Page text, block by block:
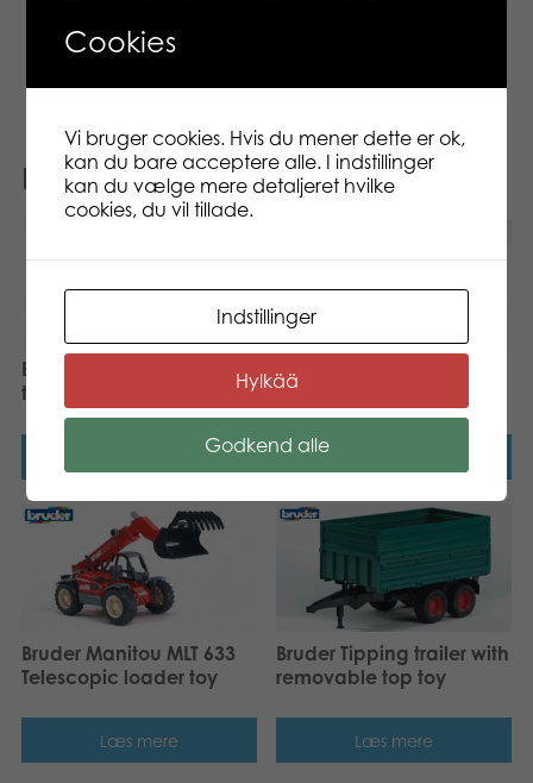
Matchende figurer findes i BRUDERs store
sortiment.
Relaterede varer
Bruder CAT Telehandler
toy
Bruder Manitou MRT 2150
telehandler toy
Bruder Manitou MLT 633
Telescopic loader toy
Læs mere
Bruder Tipping trailer with
removable top toy
Læs mere
Cookies
Vi bruger cookies. Hvis du mener dette er ok,
kan du bare acceptere alle. I indstillinger
kan du vælge mere detaljeret hvilke
cookies, du vil tillade.
Indstillinger
Hylkää
Godkend alle